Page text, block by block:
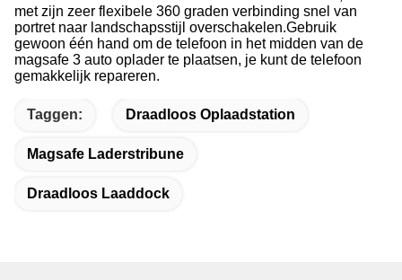
met zijn zeer flexibele 360 graden verbinding snel van
portret naar landschapsstijl overschakelen.Gebruik
gewoon één hand om de telefoon in het midden van de
magsafe 3 auto oplader te plaatsen, je kunt de telefoon
gemakkelijk repareren.
Taggen: Draadloos Oplaadstation
Magsafe Laderstribune
Draadloos Laaddock